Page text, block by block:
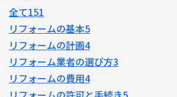
全て151
リフォームの基本5
リフォームの計画4
リフォーム業者の選び方3
リフォームの費用4